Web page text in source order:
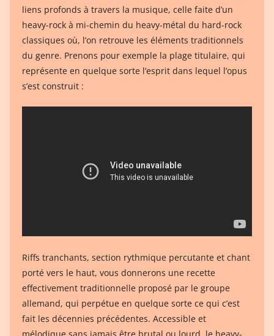
liens profonds à travers la musique, celle faite d’un
heavy-rock à mi-chemin du heavy-métal du hard-rock
classiques où, l’on retrouve les éléments traditionnels
du genre. Prenons pour exemple la plage titulaire, qui
représente en quelque sorte l’esprit dans lequel l’opus
s’est construit :
Riffs tranchants, section rythmique percutante et chant
porté vers le haut, vous donnerons une recette
effectivement traditionnelle proposé par le groupe
allemand, qui perpétue en quelque sorte ce qui c’est
fait les décennies précédentes. Accessible et